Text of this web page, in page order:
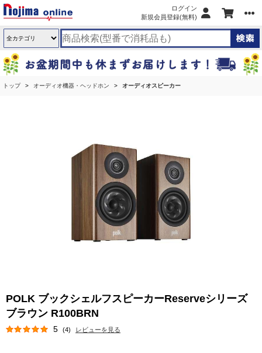
ログイン
新規会員登録(無料)
トップ オーディオ機器・ヘッドホン オーディオスピーカー
POLK ブックシェルフスピーカーReserveシリーズ
ブラウン R100BRN
5 (4) レビューを見る